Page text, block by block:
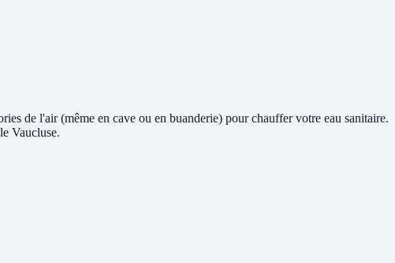
de l'air (même en cave ou en buanderie) pour chauffer votre eau sanitaire.
Vaucluse.